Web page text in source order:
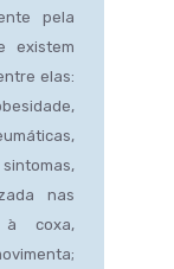
pela
existem
elas:
nas
coxa,